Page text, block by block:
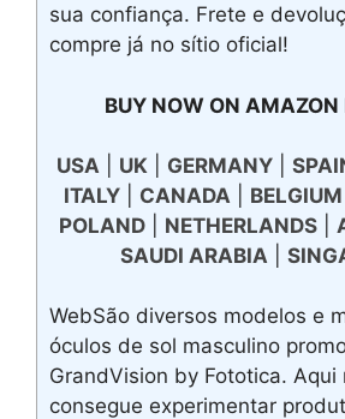
sua confiança. Frete e
compre já no sítio oficial!
BUY NOW ON AMAZON
USA UK GERMANY|
ITALY| CANADA BELGIUM
POLAND| NETHERLANDS|
SAUDI ARABIA
WebSão diversos modelos e
óculos de sol masculino
GrandVision by Fototica. Aqui
consegue experimentar